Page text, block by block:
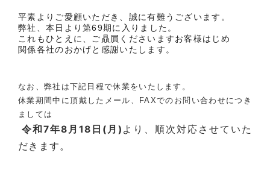
平素よりご愛顧いただき、誠に有難うございます。
弊社、本日より第69期に入りました。
これもひとえに、ご贔屓くださいますお客様はじめ
関係各社のおかげと感謝いたします。
なお、弊社は下記日程で休業をいたします。
休業期間中に頂戴したメール、FAXでのお問い合わせにつき
ましては
令和7年8月18日(月) より、順次対応させていた
だきます。